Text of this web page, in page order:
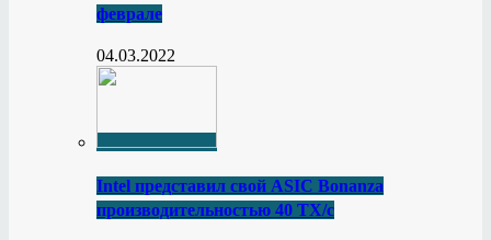
феврале
04.03.2022
Intel представил свой ASIC Bonanza
производительностью 40 ТХ/с